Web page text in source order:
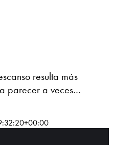
resulta más
parecer a veces…